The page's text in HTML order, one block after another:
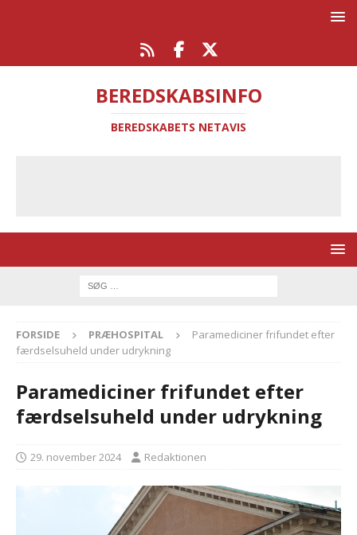
BEREDSKABSINFO
BEREDSKABETS NETAVIS
FORSIDE PRÆHOSPITAL
Paramediciner frifundet efter
færdselsuheld under udrykning
Paramediciner frifundet efter
færdselsuheld under udrykning
29. november 2024 Redaktionen